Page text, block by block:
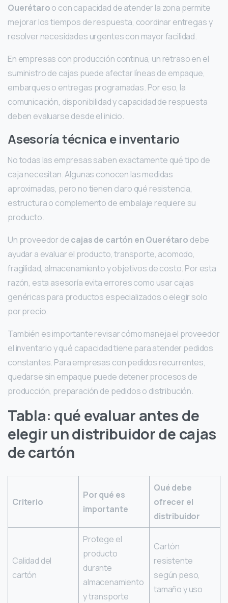
Querétaroo con capacidad de atender la zona permite
mejorar los tiempos de respuesta, coordinar entregas y
resolver necesidades urgentes con mayor facilidad.
En empresas con producción continua, un retraso en el
suministro de cajas puede afectar líneas de empaque,
embarques o entregas programadas. Por eso, la
comunicación, disponibilidad y capacidad de respuesta
deben evaluarse desde el inicio.
Asesoría técnica e inventario
No todas las empresas saben exactamente qué tipo de
caja necesitan. Algunas conocen las medidas
aproximadas, pero no tienen claro qué resistencia,
estructura o complemento de embalaje requiere su
producto.
Un proveedor decajas de cartón en Querétaro debe
ayudar a evaluar el producto, transporte, acomodo,
fragilidad, almacenamiento y objetivos de costo. Por esta
razón, esta asesoría evita errores como usar cajas
genéricas para productos especializados o elegir solo
por precio.
También es importante revisar cómo maneja el proveedor
el inventario y qué capacidad tiene para atender pedidos
constantes. Para empresas con pedidos recurrentes,
quedarse sin empaque puede detener procesos de
producción, preparación de pedidos o distribución.
Tabla: qué evaluar antes de
elegir un distribuidor de cajas
de cartón
Criterio
Por qué es
importante
Qué debe
ofrecer el
distribuidor
Calidad del
cartón
Protege el
producto
durante
almacenamiento
y transporte
Cartón
resistente
según peso,
tamaño y uso